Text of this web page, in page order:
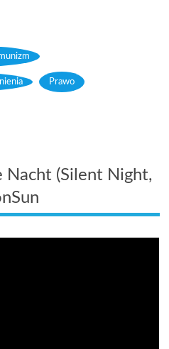
, Prawo
Nacht (Silent Night,